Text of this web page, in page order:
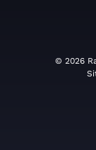
© 2026